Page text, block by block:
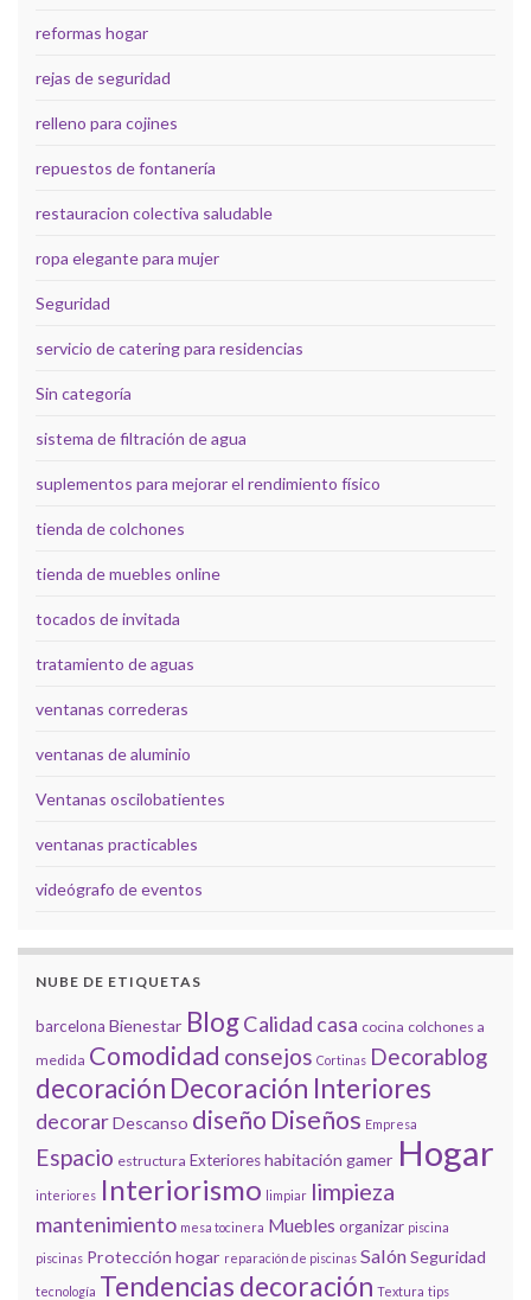
reformas hogar
rejas de seguridad
relleno para cojines
repuestos de fontanería
restauracion colectiva saludable
ropa elegante para mujer
Seguridad
servicio de catering para residencias
Sin categoría
sistema de filtración de agua
suplementos para mejorar el rendimiento físico
tienda de colchones
tienda de muebles online
tocados de invitada
tratamiento de aguas
ventanas correderas
ventanas de aluminio
Ventanas oscilobatientes
ventanas practicables
videógrafo de eventos
NUBE DE ETIQUETAS
barcelona Bienestar BlogCalidad casa cocina colchones a
medida Comodidad consejos Cortinas Decorablog
decoración Decoración Interiores
decorarDescanso diseño Diseños Empresa
Espacio estructura Exterioreshabitación gamer Hogar
interiores Interiorismo limpiar limpieza
mantenimiento mesa tocinera Muebles organizar piscina
piscinas Protección hogar reparación de piscinas SalónSeguridad
tecnología Tendencias decoración Textura tips